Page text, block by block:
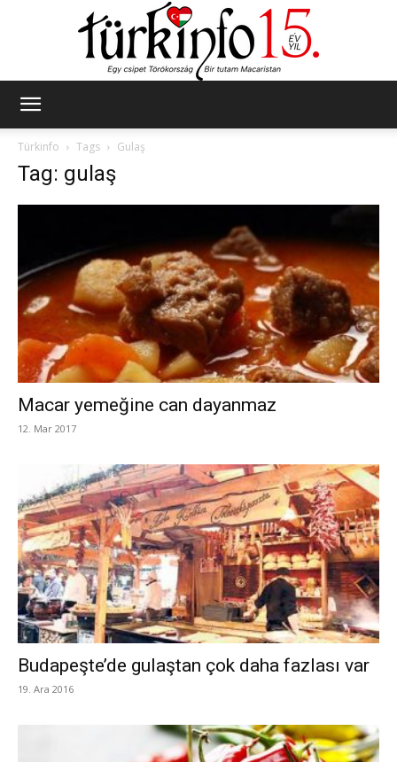
Türkinfo
Tags Gulaş
Tag: gulaş
Macar yemeğine can dayanmaz
12. Mar 2017
Budapeşte’de gulaştan çok daha fazlası var
19. Ara 2016